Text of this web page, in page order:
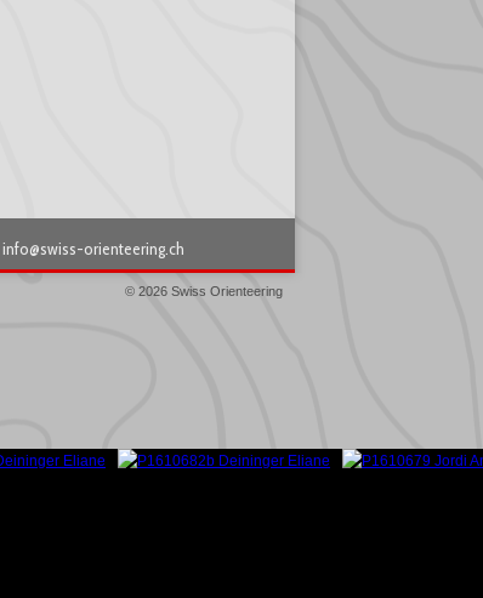
info@swiss-orienteering.ch
© 2026 Swiss Orienteering